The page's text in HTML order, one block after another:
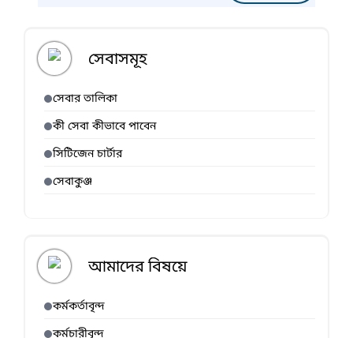
সেবাসমূহ
সেবার তালিকা
কী সেবা কীভাবে পাবেন
সিটিজেন চার্টার
সেবাকুঞ্জ
আমাদের বিষয়ে
কর্মকর্তাবৃন্দ
কর্মচারীবৃন্দ